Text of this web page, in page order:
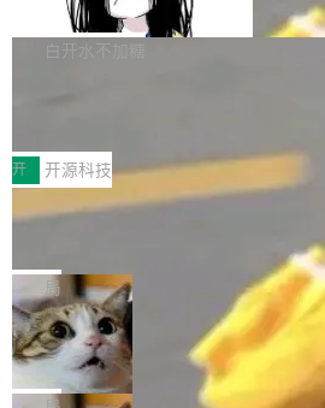
维基百科的替代方案。Lawfare 调查发
热门页面还是低关注度页面，均未出现
erceptor…五六步之后才能看到第一行
本。 Solon 换了个方式。整个 i18n 模
支持 UPDATE、MERGE INTO 与
erg V3
Apache Doris 4.1 要补齐的，正是缺失
半。在已有查询能力的基础上，Doris 进
常维护操作，并完整支持 Iceberg V3 格
白开水不加糖
村国家自主创新示范区会议中心开幕。本
由中关村智联软件服务业质量创新联盟主
“智构可信·质创未来——AI原生时代的质
式”为主题，直面AI从实验室走向规模化
的核心质量命题。会上，《2026智能研
工具选型手册》发布，Testin云测的
nt智能测试系统入选AI测试领域代表产品
O而言，这提示了一个转变：AI测试正在
工具升级为企业的质量基础设施。 CIO
开 开源科技
让非法状态不可表示：一篇关于 ADT
有一种东西，一旦用过就回不去了。
eev 管它叫"软件设计的基石"。 他说的
鲜——代数数据类型（ADT），尤其是
（sum type）。但他说清楚了一件事：
型系统的学术体操，是日常编码的思维
章从一个简单的例子切入。一个网站的
局
Cloudflare 开源内部企业 AI 平台
dflare OS
Cloudflare 发布了一个开源项目
S。如果你只看官方博客，你会觉得这是